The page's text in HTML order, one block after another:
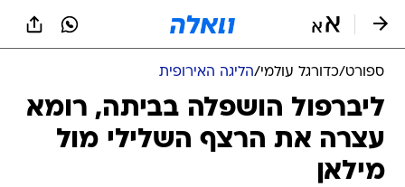
ספורט/כדורגל עולמי/הליגה האירופית
ליברפול הושפלה בביתה, רומא
עצרה את הרצף השלילי מול
מילאן